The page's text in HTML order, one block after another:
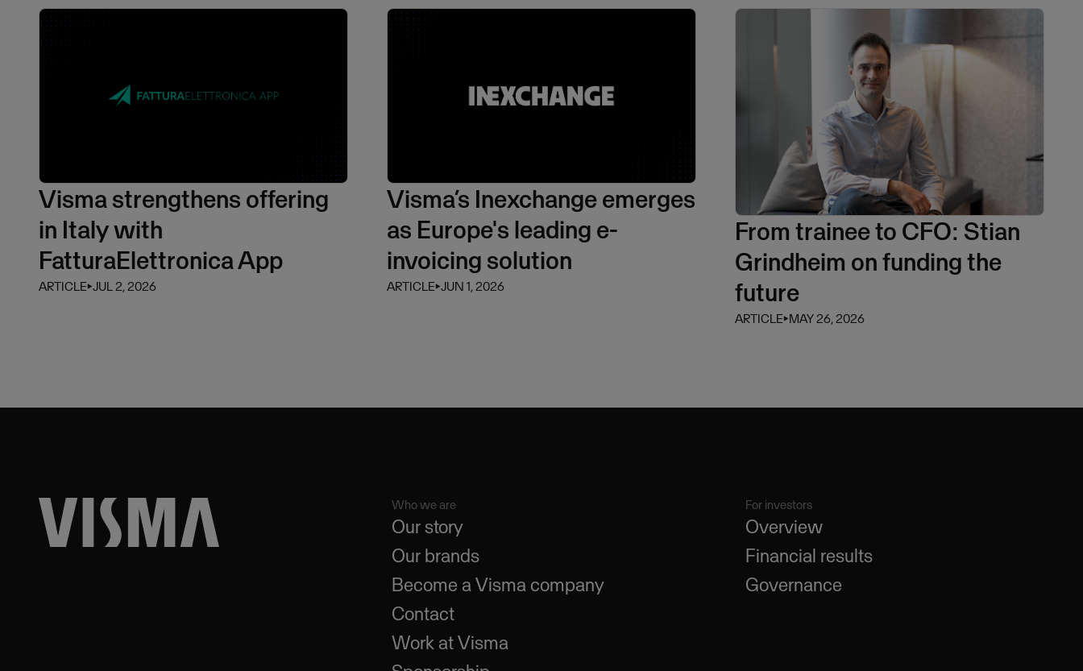
Visma strengthens offering
in Italy with
FatturaElettronica App
ARTICLE⏵JUL 2, 2026
Visma’s Inexchange emerges
as Europe's leading e-
invoicing solution
ARTICLE⏵JUN 1, 2026
From trainee to CFO: Stian
Grindheim on funding the
future
ARTICLE⏵MAY 26, 2026
Who we are
Our story
Our brands
Become a Visma company
Contact
Work at Visma
For investors
Overview
Financial results
Governance